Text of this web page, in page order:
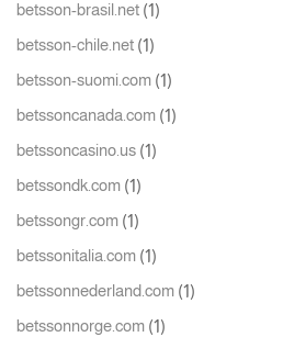
betsson-brasil.net (1)
betsson-chile.net (1)
betsson-suomi.com (1)
betssoncanada.com (1)
betssoncasino.us (1)
betssondk.com (1)
betssongr.com (1)
betssonitalia.com (1)
betssonnederland.com (1)
betssonnorge.com (1)